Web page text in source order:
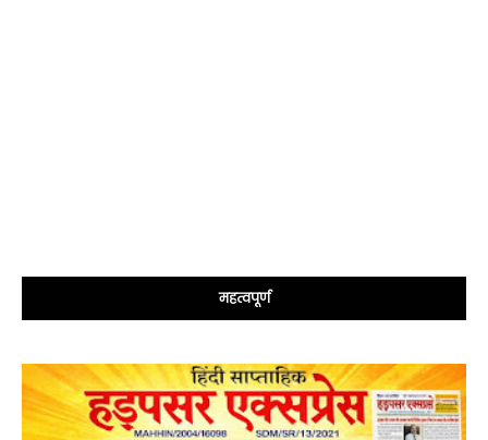
महत्वपूर्ण